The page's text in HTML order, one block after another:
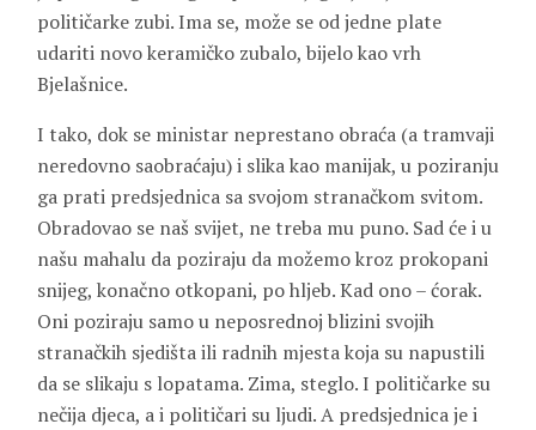
političarke zubi. Ima se, može se od jedne plate
udariti novo keramičko zubalo, bijelo kao vrh
Bjelašnice.
I tako, dok se ministar neprestano obraća (a tramvaji
neredovno saobraćaju) i slika kao manijak, u poziranju
ga prati predsjednica sa svojom stranačkom svitom.
Obradovao se naš svijet, ne treba mu puno. Sad će i u
našu mahalu da poziraju da možemo kroz prokopani
snijeg, konačno otkopani, po hljeb. Kad ono – ćorak.
Oni poziraju samo u neposrednoj blizini svojih
stranačkih sjedišta ili radnih mjesta koja su napustili
da se slikaju s lopatama. Zima, steglo. I političarke su
nečija djeca, a i političari su ljudi. A predsjednica je i